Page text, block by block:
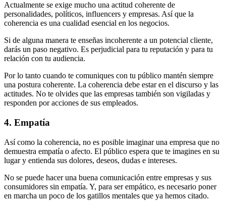
Actualmente se exige mucho una actitud coherente de
personalidades, políticos, influencers y empresas. Así que la
coherencia es una cualidad esencial en los negocios.
Si de alguna manera te enseñas incoherente a un potencial cliente,
darás un paso negativo. Es perjudicial para tu reputación y para tu
relación con tu audiencia.
Por lo tanto cuando te comuniques con tu público mantén siempre
una postura coherente. La coherencia debe estar en el discurso y las
actitudes. No te olvides que las empresas también son vigiladas y
responden por acciones de sus empleados.
4. Empatía
Así como la coherencia, no es posible imaginar una empresa que no
demuestra empatía o afecto. El público espera que te imagines en su
lugar y entienda sus dolores, deseos, dudas e intereses.
No se puede hacer una buena comunicación entre empresas y sus
consumidores sin empatía. Y, para ser empático, es necesario poner
en marcha un poco de los gatillos mentales que ya hemos citado.